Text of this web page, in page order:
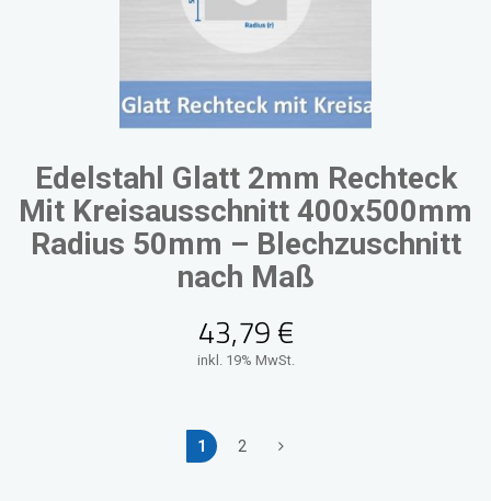
Edelstahl Glatt 2mm Rechteck
Mit Kreisausschnitt 400x500mm
Radius 50mm – Blechzuschnitt
nach Maß
43,79€
inkl. 19% MwSt.
1 2